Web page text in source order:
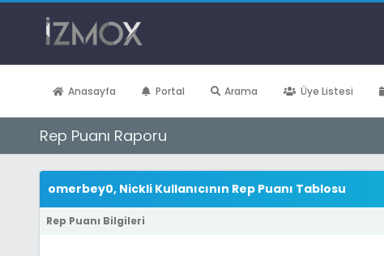
Anasayfa Portal Arama Üye Listesi
Rep Puanı Raporu
omerbey0, Nickli Kullanıcının Rep Puanı Tablosu
Rep Puanı Bilgileri